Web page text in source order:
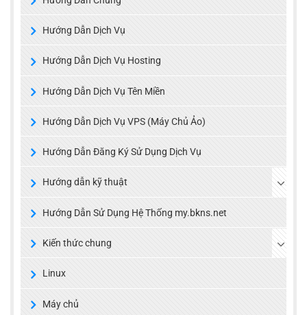
Hướng Dẫn Dịch Vụ
Hướng Dẫn Dịch Vụ Hosting
Hướng Dẫn Dịch Vụ Tên Miền
Hướng Dẫn Dịch Vụ VPS (Máy Chủ Ảo)
Hướng Dẫn Đăng Ký Sử Dụng Dịch Vụ
Hướng dẫn kỹ thuật
Hướng Dẫn Sử Dụng Hệ Thống my.bkns.net
Kiến thức chung
Linux
Máy chủ